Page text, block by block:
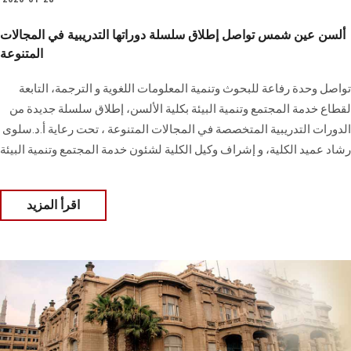
ألسن عين شمس تواصل إطلاق سلسلة دوراتها التدريبية في المجالات
المتنوعة
تواصل وحدة رفاعة للبحوث وتنمية المعلومات اللغوية و الترجمة، التابعة
لقطاع خدمة المجتمع وتنمية البيئة بكلية الألسن، إطلاق سلسلة جديدة من
الدورات التدريبية المتخصصة في المجالات المتنوعة ، تحت رعاية أ.د.سلوى
رشاد عميد الكلية، و إشراف وكيل الكلية لشئون خدمة المجتمع وتنمية البيئة
اقرأ المزيد